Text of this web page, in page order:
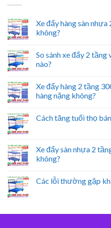
Xe đẩy hàng sàn
không?
So sánh xe đẩy 2 tầng
nào?
Xe đẩy hàng 2 tầng
hàng nặng không?
Cách tăng tuổi thọ
Xe đẩy sàn nhựa 2
không?
Các lỗi thường gặp